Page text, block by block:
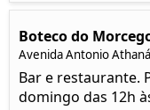
Boteco do
Avenida Antonio
Bar e restaurante.
domingo das 12h